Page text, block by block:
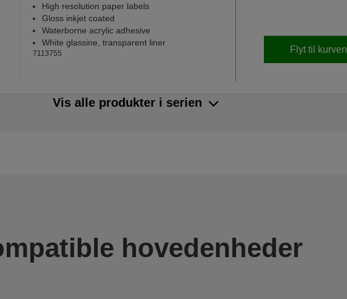
High resolution paper labels
Gloss inkjet coated
Waterborne acrylic adhesive
White glassine, transparent liner
7113755 Flyt til kurven
Vis alle produkter i serien
hovedenheder